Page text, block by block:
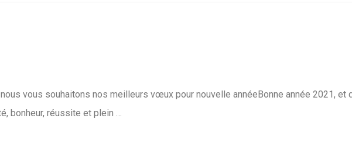
nous vous souhaitons nos meilleurs vœux pour nouvelle annéeBonne année 2021, et
bonheur, réussite et plein …